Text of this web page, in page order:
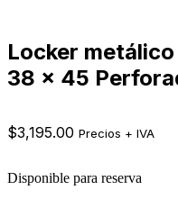
Locker
38 x 45
$3,195.00 Precios + IVA
Disponible para reserva